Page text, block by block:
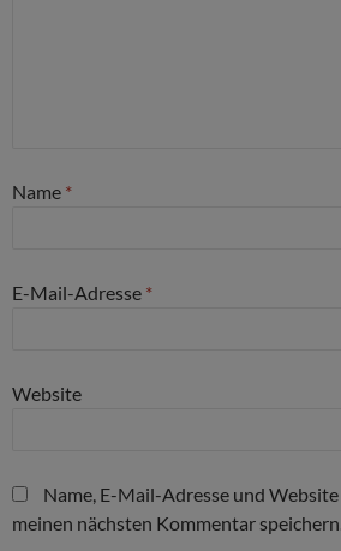
Name *
E-Mail-Adresse *
Website
Name, E-Mail-Adresse und
meinen nächsten Kommentar